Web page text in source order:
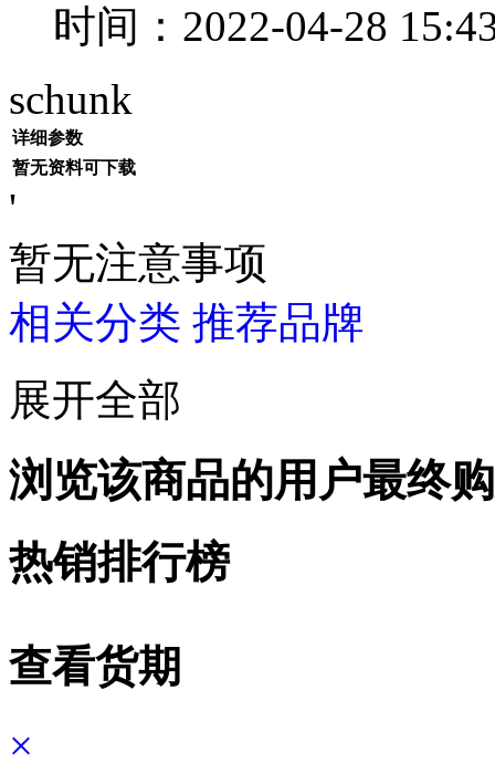
时间：2022-04-28
schunk
详细参数
暂无资料可下载
'
暂无注意事项
相关分类 推荐品牌
展开全部
浏览该商品的用户最终
热销排行榜
查看货期
×